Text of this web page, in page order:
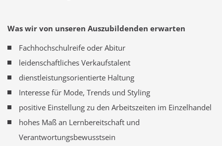
Was wir von unseren Auszubildenden erwarten
Fachhochschulreife oder Abitur
leidenschaftliches Verkaufstalent
dienstleistungsorientierte Haltung
Interesse für Mode, Trends und Styling
positive Einstellung zu den Arbeitszeiten im Einzelhandel
hohes Maß an Lernbereitschaft und
Verantwortungsbewusstsein